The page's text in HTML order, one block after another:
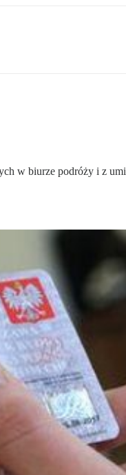
w biurze podróży i z